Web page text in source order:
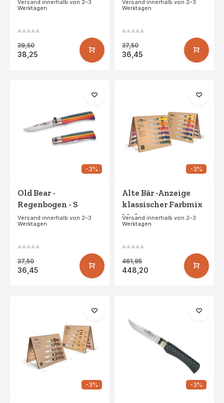
Versand innerhalb von 2–3
Werktagen
39,50
38,25
Versand innerhalb von 2–3
Werktagen
37,50
36,45
-3%
Old Bear -
Regenbogen - S
Versand innerhalb von 2–3
Werktagen
37,50
36,45
-3%
Alte Bär -Anzeige
klassischer Farbmix
12st
Versand innerhalb von 2–3
Werktagen
461,95
448,20
-3% -3%